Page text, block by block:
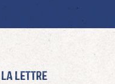
Lettre